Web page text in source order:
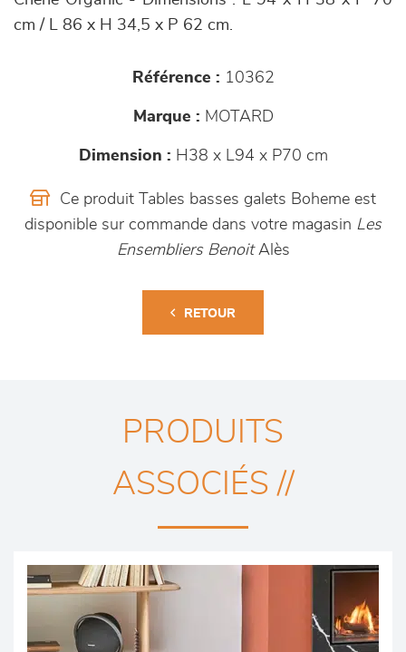
cm / L 86 x H 34,5 x P 62 cm.
Référence : 10362
Marque : MOTARD
Dimension : H38 x L94 x P70 cm
Ce produit Tables basses galets Boheme est
disponible sur commande dans votre magasin Les
Ensembliers BenoitAlès
RETOUR
PRODUITS
ASSOCIÉS //